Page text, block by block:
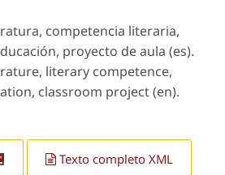
competencia literaria,
proyecto de aula (es).
literary competence,
classroom project (en).
Texto completo XML